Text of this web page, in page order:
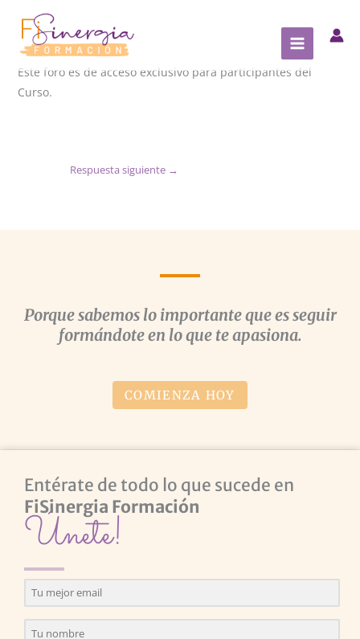
contenido
Este foro es de acceso exclusivo para participantes del
Curso.
Respuesta siguiente →
Porque sabemos lo importante que es seguir
formándote en lo que te apasiona.
COMIENZA HOY
Entérate de todo lo que sucede en
FiSinergia Formación
Únete!